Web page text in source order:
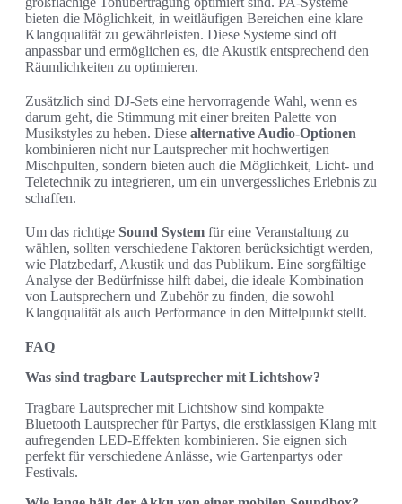
bieten die Möglichkeit, in weitläufigen Bereichen eine klare
Klangqualität zu gewährleisten. Diese Systeme sind oft
anpassbar und ermöglichen es, die Akustik entsprechend den
Räumlichkeiten zu optimieren.
Zusätzlich sind DJ-Sets eine hervorragende Wahl, wenn es
darum geht, die Stimmung mit einer breiten Palette von
Musikstyles zu heben. Diese alternative Audio-Optionen
kombinieren nicht nur Lautsprecher mit hochwertigen
Mischpulten, sondern bieten auch die Möglichkeit, Licht- und
Teletechnik zu integrieren, um ein unvergessliches Erlebnis zu
schaffen.
Um das richtige Sound System für eine Veranstaltung zu
wählen, sollten verschiedene Faktoren berücksichtigt werden,
wie Platzbedarf, Akustik und das Publikum. Eine sorgfältige
Analyse der Bedürfnisse hilft dabei, die ideale Kombination
von Lautsprechern und Zubehör zu finden, die sowohl
Klangqualität als auch Performance in den Mittelpunkt stellt.
FAQ
Was sind tragbare Lautsprecher mit Lichtshow?
Tragbare Lautsprecher mit Lichtshow sind kompakte
Bluetooth Lautsprecher für Partys, die erstklassigen Klang mit
aufregenden LED-Effekten kombinieren. Sie eignen sich
perfekt für verschiedene Anlässe, wie Gartenpartys oder
Festivals.